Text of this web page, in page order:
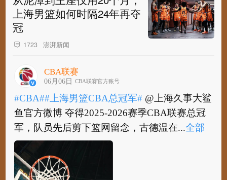
上海男篮如何时隔24年再夺
冠
1723 澎湃新闻
CBA联赛
06月06日 CBA联赛官方账号
#CBA##上海男篮CBA总冠军# @上海久事大鲨
鱼官方微博 夺得2025-2026赛季CBA联赛总冠
军，队员先后剪下篮网留念，古德温在...全部
#CBA##上海男篮CBA总冠军#
鱼官方微博 夺得2025-2026赛季CBA联赛总冠
军，队员先后剪下篮网留念，古德温在夺...